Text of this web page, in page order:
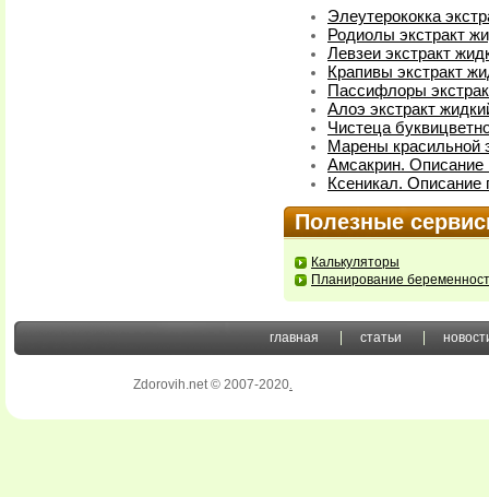
Элеутерококка
Родиолы экстракт
Левзеи экстракт
Крапивы экстракт
Пассифлоры
Алоэ экстракт
Чистеца
Марены красильной
Амсакрин. Описание
Ксеникал. Описание
Полезные
Калькуляторы
Планирование
главная статьи
Zdorovih.net © 2007-2020